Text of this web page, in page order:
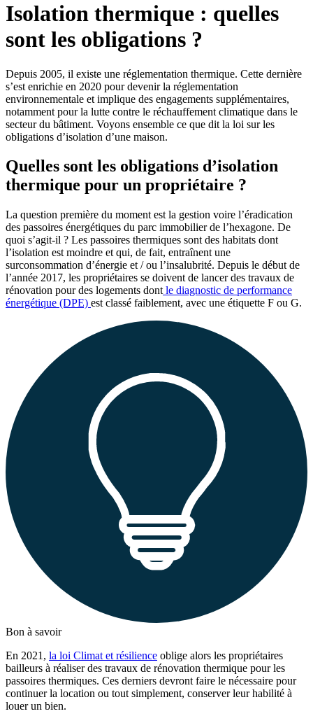
Isolation thermique : quelles
sont les obligations ?
Depuis 2005, il existe une réglementation thermique. Cette dernière
s’est enrichie en 2020 pour devenir la réglementation
environnementale et implique des engagements supplémentaires,
notamment pour la lutte contre le réchauffement climatique dans le
secteur du bâtiment. Voyons ensemble ce que dit la loi sur les
obligations d’isolation d’une maison.
Quelles sont les obligations d’isolation
thermique pour un propriétaire ?
La question première du moment est la gestion voire l’éradication
des passoires énergétiques du parc immobilier de l’hexagone. De
quoi s’agit-il ? Les passoires thermiques sont des habitats dont
l’isolation est moindre et qui, de fait, entraînent une
surconsommation d’énergie et / ou l’insalubrité. Depuis le début de
l’année 2017, les propriétaires se doivent de lancer des travaux de
rénovation pour des logements dont le diagnostic de performance
énergétique (DPE) est classé faiblement, avec une étiquette F ou G.
Bon à savoir
En 2021, la loi Climat et résilience oblige alors les propriétaires
bailleurs à réaliser des travaux de rénovation thermique pour les
passoires thermiques. Ces derniers devront faire le nécessaire pour
continuer la location ou tout simplement, conserver leur habilité à
louer un bien.